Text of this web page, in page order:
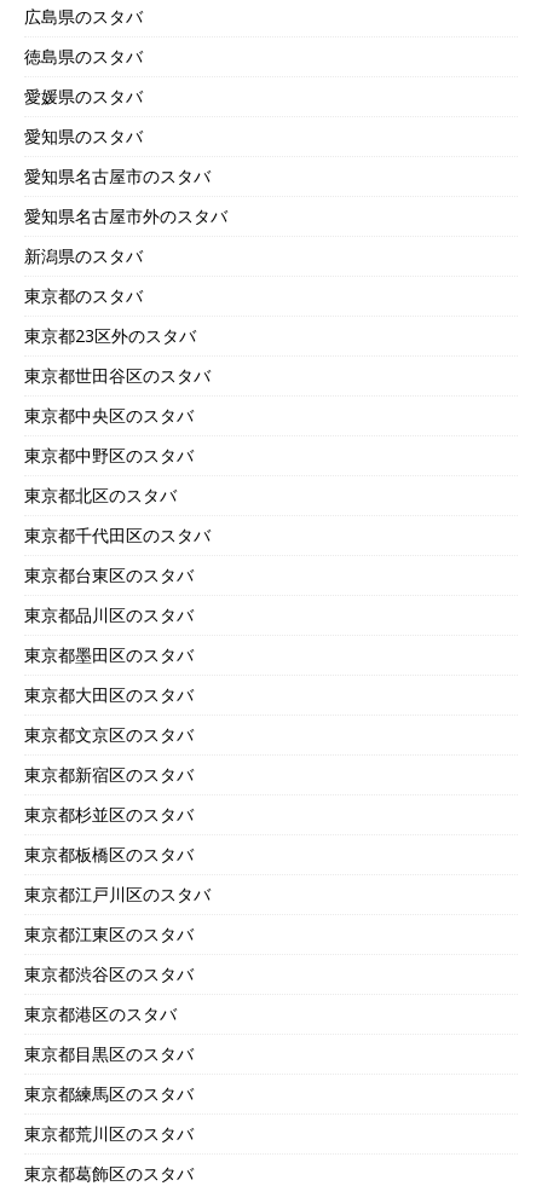
広島県のスタバ
徳島県のスタバ
愛媛県のスタバ
愛知県のスタバ
愛知県名古屋市のスタバ
愛知県名古屋市外のスタバ
新潟県のスタバ
東京都のスタバ
東京都23区外のスタバ
東京都世田谷区のスタバ
東京都中央区のスタバ
東京都中野区のスタバ
東京都北区のスタバ
東京都千代田区のスタバ
東京都台東区のスタバ
東京都品川区のスタバ
東京都墨田区のスタバ
東京都大田区のスタバ
東京都文京区のスタバ
東京都新宿区のスタバ
東京都杉並区のスタバ
東京都板橋区のスタバ
東京都江戸川区のスタバ
東京都江東区のスタバ
東京都渋谷区のスタバ
東京都港区のスタバ
東京都目黒区のスタバ
東京都練馬区のスタバ
東京都荒川区のスタバ
東京都葛飾区のスタバ